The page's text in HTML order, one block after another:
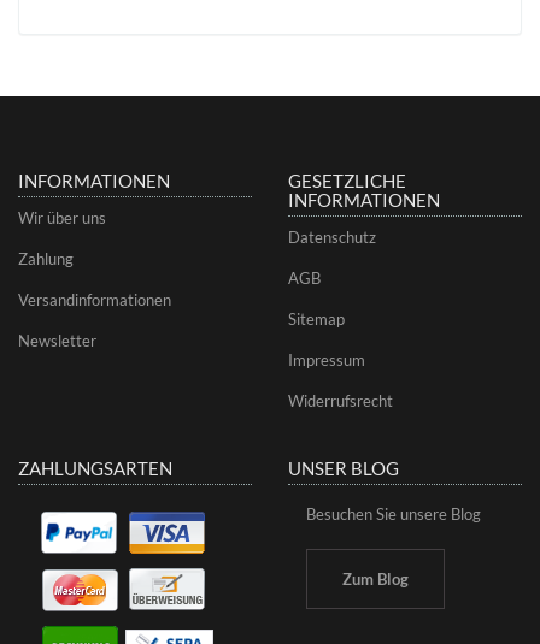
INFORMATIONEN
Wir über uns
Zahlung
Versandinformationen
Newsletter
GESETZLICHE
INFORMATIONEN
Datenschutz
AGB
Sitemap
Impressum
Widerrufsrecht
ZAHLUNGSARTEN UNSER BLOG
Besuchen Sie unsere Blog
Zum Blog